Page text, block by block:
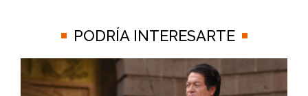
PODRÍA INTERESARTE